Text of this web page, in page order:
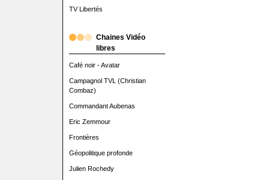
TV Libertés
Chaines Vidéo
libres
Café noir - Avatar
Campagnol TVL (Christian
Combaz)
Commandant Aubenas
Eric Zemmour
Frontières
Géopolitique profonde
Julien Rochedy